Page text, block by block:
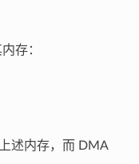
存：
述内存，而 DMA